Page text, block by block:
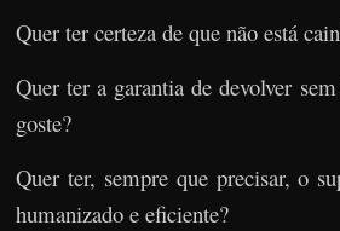
Quer ter certeza de que não está
Quer ter a garantia de devolver
goste?
Quer ter, sempre que precisar, o
humanizado e eficiente?